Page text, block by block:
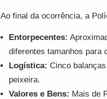
Ao final da ocorrência, a
Entorpecentes:
diferentes tamanhos para
Logística: Cinco
peixeira.
Valores e Bens: Mais de